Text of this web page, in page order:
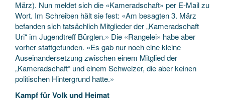
März). Nun meldet sich die «Kameradschaft» per E-Mail zu
Wort. Im Schreiben hält sie fest: «Am besagten 3. März
befanden sich tatsächlich Mitglieder der „Kameradschaft
Uri“ im Jugendtreff Bürglen.» Die «Rangelei» habe aber
vorher stattgefunden. «Es gab nur noch eine kleine
Auseinandersetzung zwischen einem Mitglied der
„Kameradschaft“ und einem Schweizer, die aber keinen
politischen Hintergrund hatte.»
Kampf für Volk und Heimat